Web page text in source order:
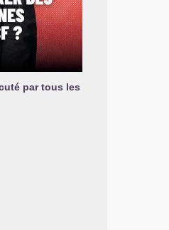
par tous les